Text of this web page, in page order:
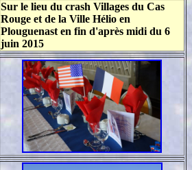
Sur le lieu du crash Villages du Cas
Rouge et de la Ville Hélio en
Plouguenast en fin d'après midi du 6
juin 2015